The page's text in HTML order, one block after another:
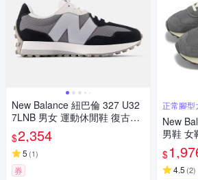
New Balance 紐巴倫 327 U32
7LNB 男女 運動休閒鞋 復古鞋
緩震 穿搭 黑灰
$2,354
5 (1)
券
正常腳型
New
男鞋 女
經典
$
4.5 (2)